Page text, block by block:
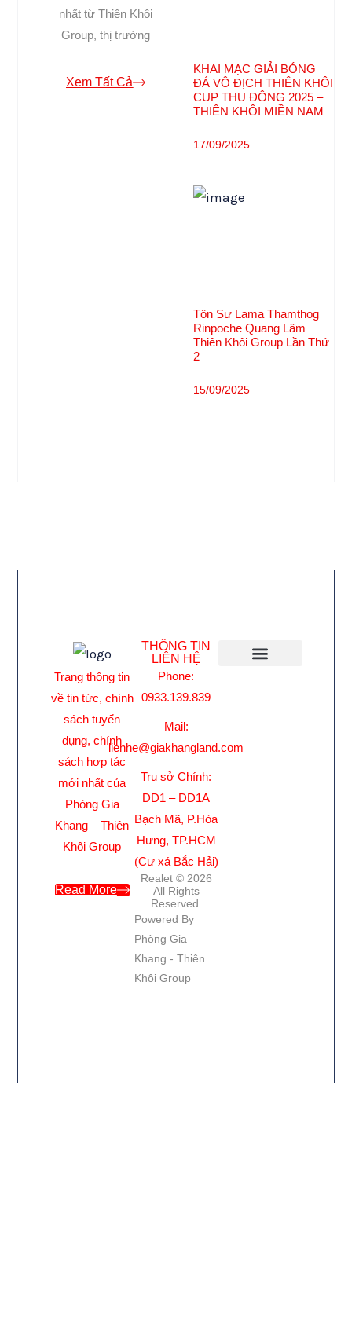
nhất từ Thiên Khôi
Group, thị trường
Xem Tất Cả
KHAI MẠC GIẢI BÓNG
ĐÁ VÔ ĐỊCH THIÊN KHÔI
CUP THU ĐÔNG 2025 –
THIÊN KHÔI MIỀN NAM
17/09/2025
Tôn Sư Lama Thamthog
Rinpoche Quang Lâm
Thiên Khôi Group Lần Thứ
2
15/09/2025
Trang thông tin
về tin tức, chính
sách tuyển
dụng, chính
sách hợp tác
mới nhất của
Phòng Gia
Khang – Thiên
Khôi Group
Read More
THÔNG TIN
LIÊN HỆ
Phone:
0933.139.839
Mail:
lienhe@giakhangland.com
Trụ sở Chính:
DD1 – DD1A
Bạch Mã, P.Hòa
Hưng, TP.HCM
(Cư xá Bắc Hải)
Realet © 2026
All Rights
Reserved.
Powered By
Phòng Gia
Khang - Thiên
Khôi Group